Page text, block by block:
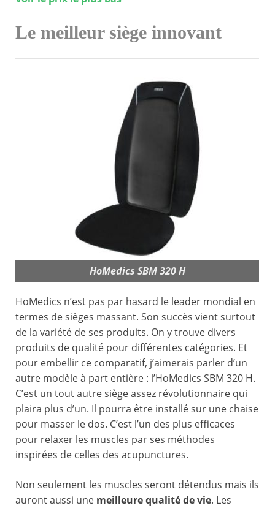
Le meilleur siège innovant
HoMedics SBM 320 H
HoMedics n’est pas par hasard le leader mondial en
termes de sièges massant. Son succès vient surtout
de la variété de ses produits. On y trouve divers
produits de qualité pour différentes catégories. Et
pour embellir ce comparatif, j’aimerais parler d’un
autre modèle à part entière : l’HoMedics SBM 320 H.
C’est un tout autre siège assez révolutionnaire qui
plaira plus d’un. Il pourra être installé sur une chaise
pour masser le dos. C’est l’un des plus efficaces
pour relaxer les muscles par ses méthodes
inspirées de celles des acupunctures.
Non seulement les muscles seront détendus mais ils
auront aussi une meilleure qualité de vie. Les